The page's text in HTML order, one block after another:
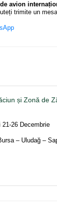
avion
trimite un
și Zonă de
26 Decembrie
– Uludağ –